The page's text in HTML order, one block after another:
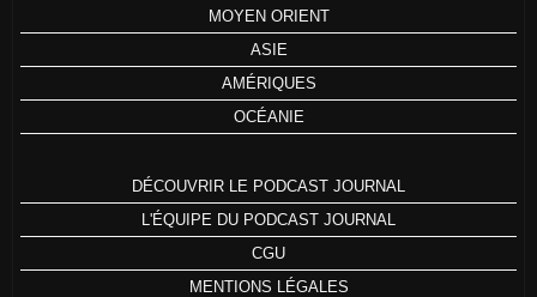
MOYEN ORIENT
ASIE
AMÉRIQUES
OCÉANIE
DÉCOUVRIR LE PODCAST JOURNAL
L'ÉQUIPE DU PODCAST JOURNAL
CGU
MENTIONS LÉGALES